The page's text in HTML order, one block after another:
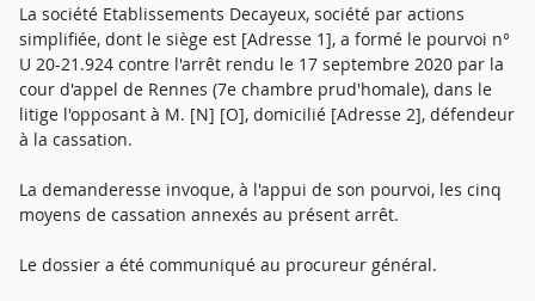
La société Etablissements Decayeux, société par actions
simplifiée, dont le siège est [Adresse 1], a formé le pourvoi n°
U 20-21.924 contre l'arrêt rendu le 17 septembre 2020 par la
cour d'appel de Rennes (7e chambre prud'homale), dans le
litige l'opposant à M. [N] [O], domicilié [Adresse 2], défendeur
à la cassation.
La demanderesse invoque, à l'appui de son pourvoi, les cinq
moyens de cassation annexés au présent arrêt.
Le dossier a été communiqué au procureur général.